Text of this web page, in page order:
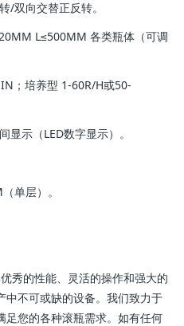
/双向交替正反转。
L≤500MM 各类瓶体（可调
；培养型 1-60R/H或50-
示（LED数字显示）。
单层）。
秀的性能、灵活的操作和强大的
中不可或缺的设备。我们致力于
足您的各种滚瓶需求。如有任何